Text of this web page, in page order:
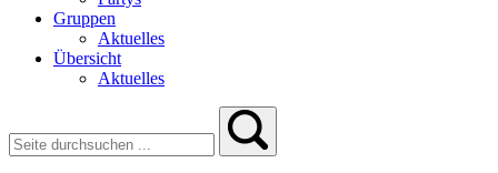
Gruppen
Aktuelles
Übersicht
Aktuelles